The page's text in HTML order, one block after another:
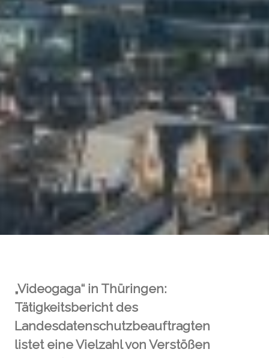
„Videogaga“ in Thüringen:
Tätigkeitsbericht des
Landesdatenschutzbeauftragten
listet eine Vielzahl von Verstößen